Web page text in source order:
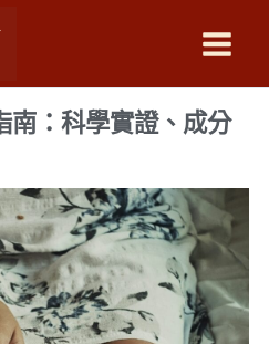
南：科學實證、成分